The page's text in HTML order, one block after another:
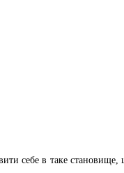
себе в таке становище,